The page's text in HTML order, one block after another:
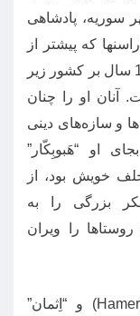
سوریه، پادشاهی
که پیشتر از
سال بر کشور زیر
.
آنان او را چنان
و سازه‌های دینی
بجای او “هَبوبِکّار ”
خویش بود، از
بزرگی را به
را ویران
و “ اِثمان”